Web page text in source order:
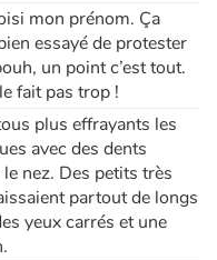
mon prénom. Ça
essayé de protester
un point c’est tout.
fait pas trop !
plus effrayants les
avec des dents
nez. Des petits très
partout de longs
yeux carrés et une